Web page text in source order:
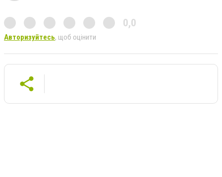
0,0
Авторизуйтесь, щоб оцінити